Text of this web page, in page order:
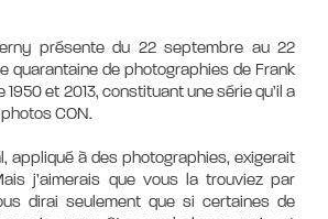
présente du 22 septembre au 22
quarantaine de photographies de Frank
et 2013, constituant une série qu’il a
CON.
appliqué à des photographies, exigerait
j’aimerais que vous la trouviez par
dirai seulement que si certaines de